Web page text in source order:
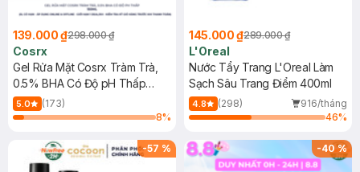
139.000 ₫298.000 ₫
Cosrx
Gel Rửa Mặt Cosrx Tràm Trà,
0.5% BHA Có Độ pH Thấp
150ml
5.0
(173)
8%
145.000 ₫289.000 ₫
L'Oreal
Nước Tẩy Trang L'Oreal Làm
Sạch Sâu Trang Điểm 400ml
4.8 (298)
916/tháng
46%
-57 % -40%